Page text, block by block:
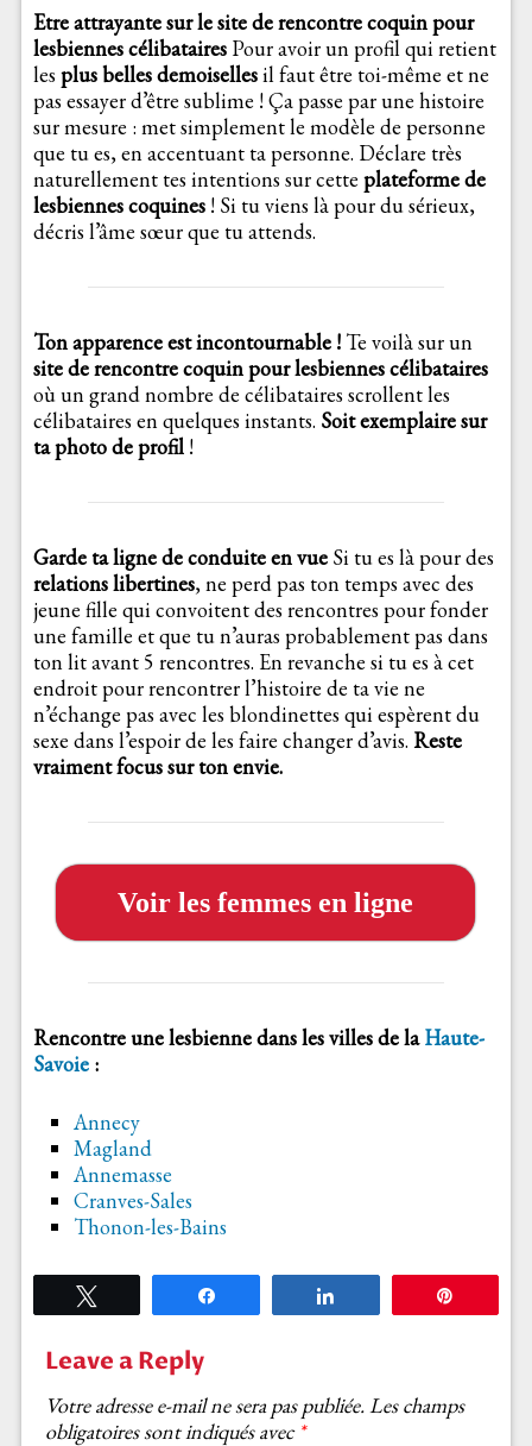
Etre attrayante sur le site de rencontre coquin pour
lesbiennes célibatairesPour avoir un profil qui retient
les plus belles demoisellesil faut être toi-même et ne
pas essayer d’être sublime ! Ça passe par une histoire
sur mesure : met simplement le modèle de personne
que tu es, en accentuant ta personne. Déclare très
naturellement tes intentions sur cette plateforme de
lesbiennes coquines! Si tu viens là pour du sérieux,
décris l’âme sœur que tu attends.
Ton apparence est incontournable !Te voilà sur un
site de rencontre coquin pour lesbiennes célibataires
où un grand nombre de célibataires scrollent les
célibataires en quelques instants. Soit exemplaire sur
ta photo de profil!
Garde ta ligne de conduite en vueSi tu es là pour des
relations libertines, ne perd pas ton temps avec des
jeune fille qui convoitent des rencontres pour fonder
une famille et que tu n’auras probablement pas dans
ton lit avant 5 rencontres. En revanche si tu es à cet
endroit pour rencontrer l’histoire de ta vie ne
n’échange pas avec les blondinettes qui espèrent du
sexe dans l’espoir de les faire changer d’avis. Reste
vraiment focus sur ton envie.
Voir les femmes en ligne
Rencontre une lesbienne dans les villes de laHaute-
Savoie:
Annecy
Magland
Annemasse
Cranves-Sales
Thonon-les-Bains
Leave a Reply
Votre adresse e-mail ne sera pas publiée.Les champs
obligatoires sont indiqués avec *